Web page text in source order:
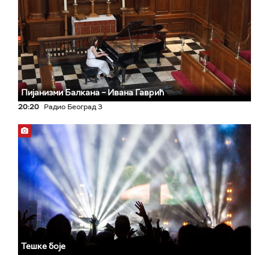
Пијанизми Балкана – Ивана Гаврић
20:20 Радио Београд 3
Тешке боје